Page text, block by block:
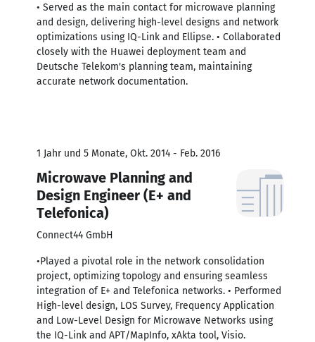
• Served as the main contact for microwave planning
and design, delivering high-level designs and network
optimizations using IQ-Link and Ellipse. • Collaborated
closely with the Huawei deployment team and
Deutsche Telekom's planning team, maintaining
accurate network documentation.
1 Jahr und 5 Monate, Okt. 2014 - Feb. 2016
Microwave Planning and
Design Engineer (E+ and
Telefonica)
Connect44 GmbH
•Played a pivotal role in the network consolidation
project, optimizing topology and ensuring seamless
integration of E+ and Telefonica networks. • Performed
High-level design, LOS Survey, Frequency Application
and Low-Level Design for Microwave Networks using
the IQ-Link and APT/MapInfo, xAkta tool, Visio.